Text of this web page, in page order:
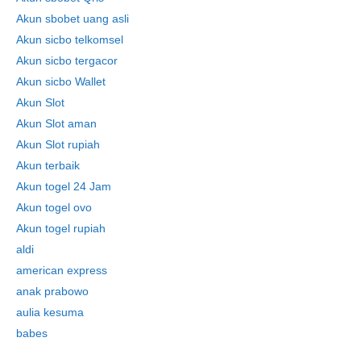
Akun sbobet uang asli
Akun sicbo telkomsel
Akun sicbo tergacor
Akun sicbo Wallet
Akun Slot
Akun Slot aman
Akun Slot rupiah
Akun terbaik
Akun togel 24 Jam
Akun togel ovo
Akun togel rupiah
aldi
american express
anak prabowo
aulia kesuma
babes